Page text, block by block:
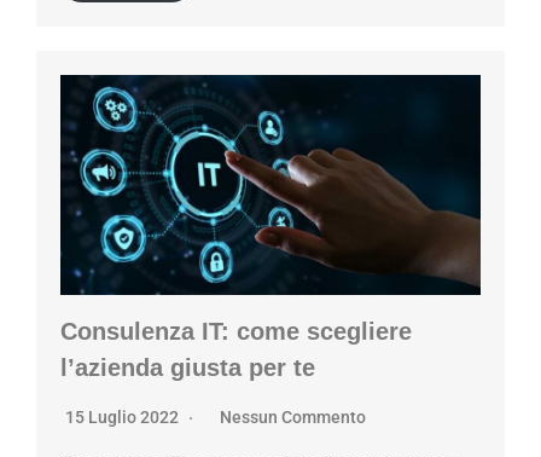
Consulenza IT: come scegliere
l’azienda giusta per te
15 Luglio 2022 Nessun Commento